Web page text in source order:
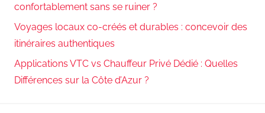
confortablement sans se ruiner ?
Voyages locaux co-créés et durables : concevoir des
itinéraires authentiques
Applications VTC vs Chauffeur Privé Dédié : Quelles
Différences sur la Côte d’Azur ?